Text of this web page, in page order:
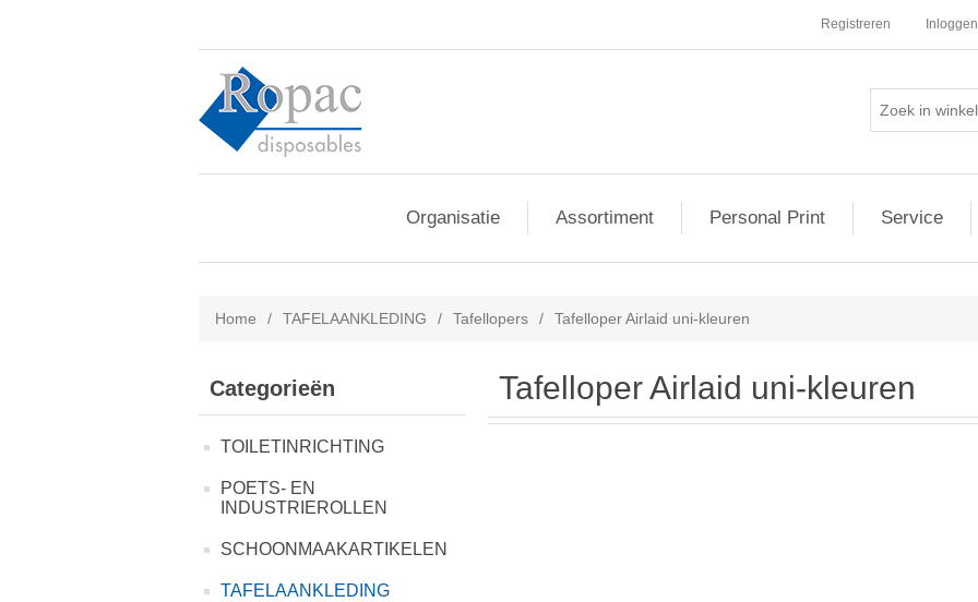
Registreren Inloggen
Organisatie Assortiment Personal Print Service
Home / TAFELAANKLEDING / Tafellopers / Tafelloper Airlaid uni-kleuren
Categorieën
TOILETINRICHTING
POETS- EN
INDUSTRIEROLLEN
SCHOONMAAKARTIKELEN
TAFELAANKLEDING
Tafelloper Airlaid uni-kleuren